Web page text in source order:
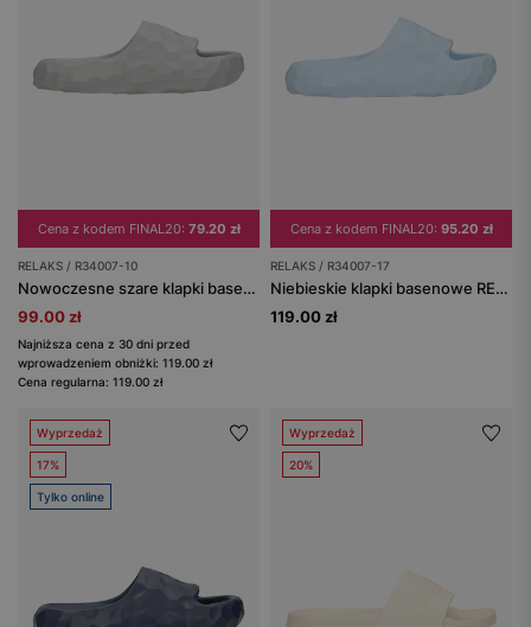
Cena z kodem FINAL20: 79.20 zł
RELAKS / R34007-10
Nowoczesne szare klapki basenowe z geometryczną strukturą RELAKS R34007-10
99.00 zł
Najniższa cena z 30 dni przed
wprowadzeniem obniżki: 119.00 zł
Cena regularna: 119.00 zł
Cena z kodem FINAL20: 95.20 zł
RELAKS / R34007-17
Niebieskie klapki basenowe RELAKS
119.00 zł
Wyprzedaż
17%
Tylko online
Wyprzedaż
20%